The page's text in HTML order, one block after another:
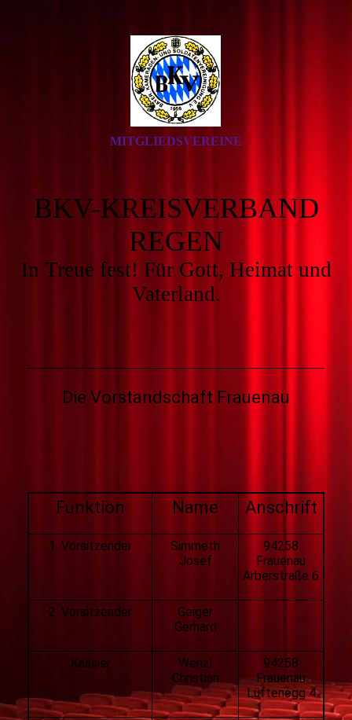
MITGLIEDSVEREINE
BKV-KREISVERBAND
REGEN
In Treue fest! Für Gott, Heimat und
Vaterland.
Die Vorstandschaft Frauenau
Funktion Name Anschrift
1. Vorsitzender
Simmeth
Josef
94258
Frauenau
Arberstraße 6
2. Vorsitzender
Geiger
Gerhard
Kassier
Wenzl
Christian
94258
Frauenau
Lüftenegg 4